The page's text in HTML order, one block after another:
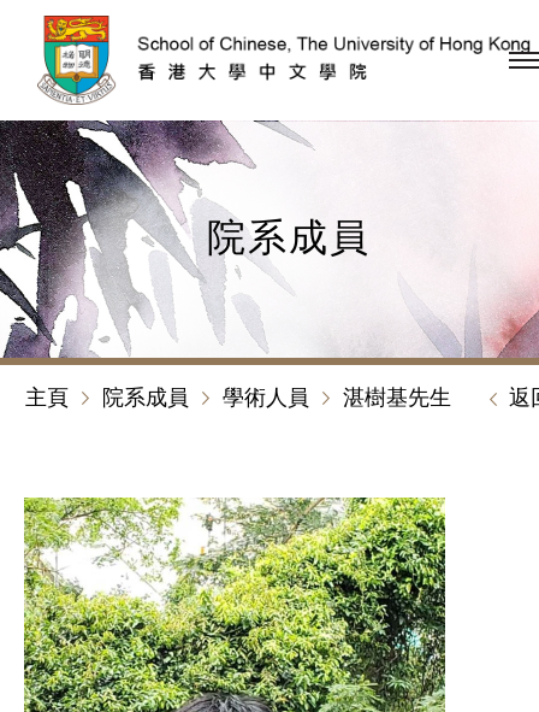
跳到內容（按回車鍵）
院系成員
主頁 院系成員 學術人員 湛樹基先生 返